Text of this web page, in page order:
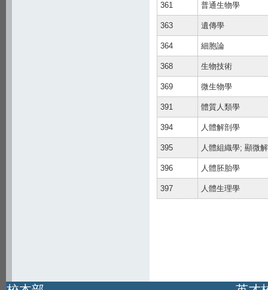
361 普通生物學
363 遺傳學
364 細胞論
368 生物技術
369 微生物學
391 體質人類學
394 人體解剖學
395 人體組織學; 顯微
396 人體胚胎學
397 人體生理學